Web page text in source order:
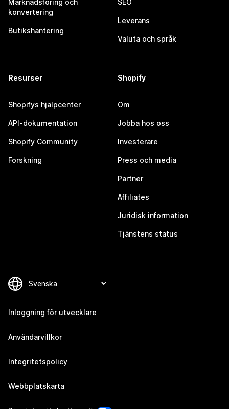
Marknadsföring och
konvertering
Butikshantering
SEO
Leverans
Valuta och språk
Resurser
Shopifys hjälpcenter
API-dokumentation
Shopify Community
Forskning
Shopify
Om
Jobba hos oss
Investerare
Press och media
Partner
Affiliates
Juridisk information
Tjänstens status
Inloggning för utvecklare
Användarvillkor
Integritetspolicy
Webbplatskarta